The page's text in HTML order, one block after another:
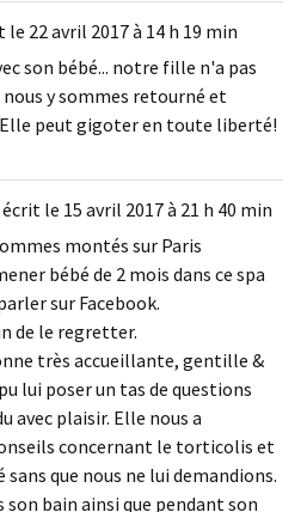
le 22 avril 2017à 14 h 19 min
son bébé... notre fille n'a pas
y sommes retourné et
peut gigoter en toute liberté!
écrit le 15 avril 2017à 21 h 40 min
montés sur Paris
bébé de 2 mois dans ce spa
sur Facebook.
de le regretter.
très accueillante, gentille &
lui poser un tas de questions
avec plaisir. Elle nous a
concernant le torticolis et
que nous ne lui demandions.
son bain ainsi que pendant son